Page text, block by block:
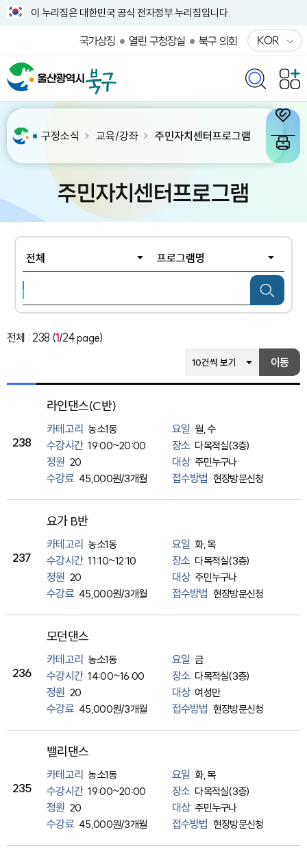
이 누리집은 대한민국 공식 전자정부 누리집입니다.
국가상징 열린 구청장실 북구 의회 KOR
구정소식 교육/강좌 주민자치센터프로그램
주민자치센터프로그램
전체 : 238 (1/24 page)
리스트 갯수 선택
이동
238
라인댄스(C반)
카테고리 농소1동 요일 월, 수
수강시간 19:00~20:00 장소 다목적실(3층)
정원 20 대상 주민누구나
수강료 45,000원/3개월 접수방법 현장방문신청
237
요가 B반
카테고리 농소1동 요일 화, 목
수강시간 11:10~12:10 장소 다목적실(3층)
정원 20 대상 주민누구나
수강료 45,000원/3개월 접수방법 현장방문신청
236
모던댄스
카테고리 농소1동 요일 금
수강시간 14:00~16:00 장소 다목적실(3층)
정원 20 대상 여성만
수강료 45,000원/3개월 접수방법 현장방문신청
235
밸리댄스
카테고리 농소1동 요일 화, 목
수강시간 19:00~20:00 장소 다목적실(3층)
정원 20 대상 주민누구나
수강료 45,000원/3개월 접수방법 현장방문신청